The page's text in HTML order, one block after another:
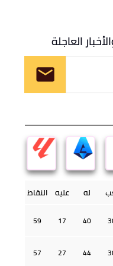
العاجلة
له عليه النقاط
40
17
59
44
27
57